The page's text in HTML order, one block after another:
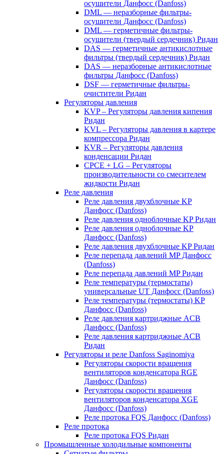
осушители Данфосс (Danfoss)
DML — неразборные фильтры-
осушители Данфосс (Danfoss)
DML — герметичные фильтры-
осушители (твердый сердечник) Ридан
DAS — герметичные антикислотные
фильтры (твердый сердечник) Ридан
DAS — неразборные антикислотные
фильтры Данфосс (Danfoss)
DSF — герметичные фильтры-
очистители Ридан
Регуляторы давления
KVP – Регуляторы давления кипения
Ридан
KVL – Регуляторы давления в картере
компрессора Ридан
KVR – Регуляторы давления
конденсации Ридан
CPCE + LG – Регуляторы
производительности со смесителем
жидкости Ридан
Реле давления
Реле давления двухблочные KP
Данфосс (Danfoss)
Реле давления одноблочные KP Ридан
Реле давления одноблочные KP
Данфосс (Danfoss)
Реле давления двухблочные KP Ридан
Реле перепада давлений MP Данфосс
(Danfoss)
Реле перепада давлений MP Ридан
Реле температуры (термостаты)
универсальные UT Данфосс (Danfoss)
Реле температуры (термостаты) KP
Данфосс (Danfoss)
Реле давления картриджные ACB
Данфосс (Danfoss)
Реле давления картриджные ACB
Ридан
Регуляторы и реле Danfoss Saginomiya
Регуляторы скорости вращения
вентиляторов конденсатора RGE
Данфосс (Danfoss)
Регуляторы скорости вращения
вентиляторов конденсатора XGE
Данфосс (Danfoss)
Реле протока FQS Данфосс (Danfoss)
Реле протока
Реле протока FQS Ридан
Промышленные холодильные компоненты